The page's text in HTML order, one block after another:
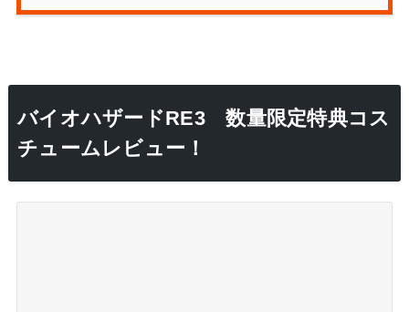
バイオハザードRE3 数量限定特典コス
チュームレビュー！